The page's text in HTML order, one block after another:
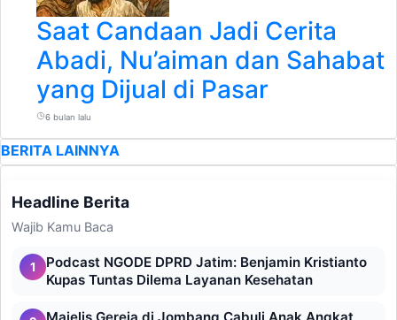
Saat Candaan Jadi Cerita
Abadi, Nu’aiman dan Sahabat
yang Dijual di Pasar
6 bulan lalu
BERITA LAINNYA
Headline Berita
Wajib Kamu Baca
1
Podcast NGODE DPRD Jatim: Benjamin Kristianto
Kupas Tuntas Dilema Layanan Kesehatan